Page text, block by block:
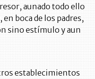
aunado todo ello
boca de los padres,
sino estímulo y aun
establecimientos